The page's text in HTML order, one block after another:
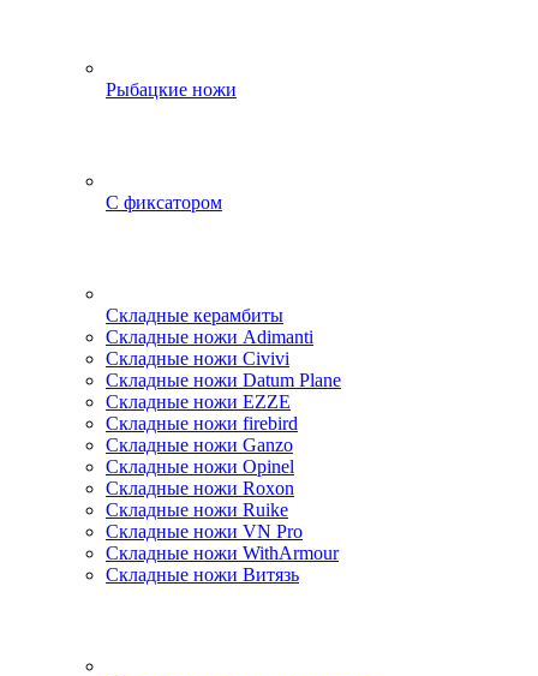
Рыбацкие ножи
С фиксатором
Складные керамбиты
Складные ножи Adimanti
Складные ножи Civivi
Складные ножи Datum Plane
Складные ножи EZZE
Складные ножи firebird
Складные ножи Ganzo
Складные ножи Opinel
Складные ножи Roxon
Складные ножи Ruike
Складные ножи VN Pro
Складные ножи WithArmour
Складные ножи Витязь